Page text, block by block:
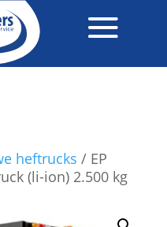
heftrucks / EP
(li-ion) 2.500 kg